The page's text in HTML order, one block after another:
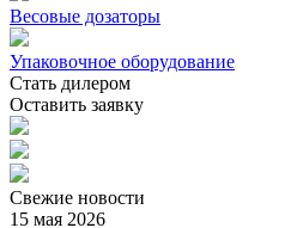
Весовые дозаторы
Упаковочное оборудование
Стать дилером
Оставить заявку
Свежие новости
15 мая 2026